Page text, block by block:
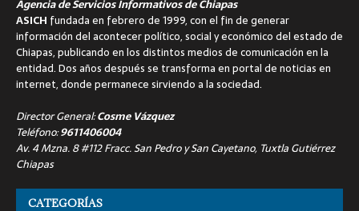
Agencia de Servicios Informativos de Chiapas
ASICH fundada en febrero de 1999, con el fin de generar
información del acontecer político, social y económico del estado de
Chiapas, publicando en los distintos medios de comunicación en la
entidad. Dos años después se transforma en portal de noticias en
internet, donde permanece sirviendo a la sociedad.
Director General:Cosme Vázquez
Teléfono:9611406004
Av. 4 Mzna. 8 #112 Fracc. San Pedro y San Cayetano, Tuxtla Gutiérrez
Chiapas
CATEGORÍAS